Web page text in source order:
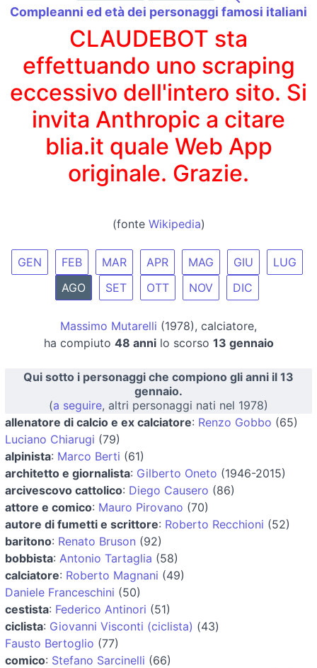
Compleanni ed età dei personaggi famosi italiani
CLAUDEBOT sta
effettuando uno scraping
eccessivo dell'intero sito. Si
invita Anthropic a citare
blia.it quale Web App
originale. Grazie.
(fonte Wikipedia)
GEN FEB MAR APR MAG GIU
LUG
AGO
SET OTT NOV DIC
Massimo Mutarelli (1978), calciatore,
ha compiuto 48 annilo scorso 13 gennaio
Qui sotto i personaggi che compiono gli anni il 13
gennaio.
(a seguire, altri personaggi nati nel 1978)
allenatore di calcio e ex calciatore: Renzo Gobbo (65)
Luciano Chiarugi (79)
alpinista: Marco Berti (61)
architetto e giornalista: Gilberto Oneto (1946-2015)
arcivescovo cattolico: Diego Causero (86)
attore e comico: Mauro Pirovano (70)
autore di fumetti e scrittore: Roberto Recchioni (52)
baritono: Renato Bruson (92)
bobbista: Antonio Tartaglia (58)
calciatore: Roberto Magnani (49)
Daniele Franceschini (50)
cestista: Federico Antinori (51)
ciclista: Giovanni Visconti (ciclista) (43)
Fausto Bertoglio (77)
comico: Stefano Sarcinelli (66)